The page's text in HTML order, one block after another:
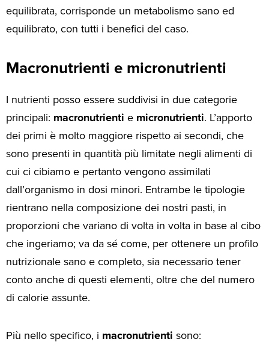
equilibrata, corrisponde un metabolismo sano ed
equilibrato, con tutti i benefici del caso.
Macronutrienti e micronutrienti
I nutrienti posso essere suddivisi in due categorie
principali: macronutrienti e micronutrienti. L’apporto
dei primi è molto maggiore rispetto ai secondi, che
sono presenti in quantità più limitate negli alimenti di
cui ci cibiamo e pertanto vengono assimilati
dall’organismo in dosi minori. Entrambe le tipologie
rientrano nella composizione dei nostri pasti, in
proporzioni che variano di volta in volta in base al cibo
che ingeriamo; va da sé come, per ottenere un profilo
nutrizionale sano e completo, sia necessario tener
conto anche di questi elementi, oltre che del numero
di calorie assunte.
Più nello specifico, i macronutrienti sono: